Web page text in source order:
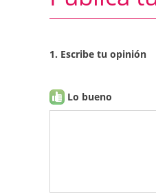
1. Escribe tu opinión
Lo bueno